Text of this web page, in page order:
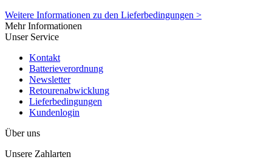
Weitere Informationen zu den Lieferbedingungen >
Mehr Informationen
Unser Service
Kontakt
Batterieverordnung
Newsletter
Retourenabwicklung
Lieferbedingungen
Kundenlogin
Über uns
Unsere Zahlarten